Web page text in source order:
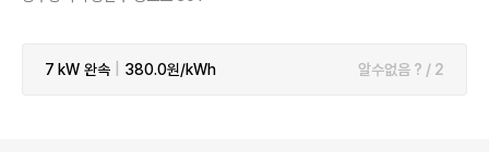
7 kW 완속 380.0원/kWh 알수없음 ? / 2